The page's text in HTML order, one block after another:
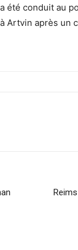
été conduit au
Artvin après un